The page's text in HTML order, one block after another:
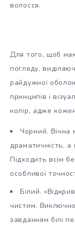
волосся.
Для того, щоб
погляду,
райдужної
принципів і
колір, адже
Чорний. Вічна
драматичність, а
Підходить всім
особливої
Білий.
чистим.
завданням білі